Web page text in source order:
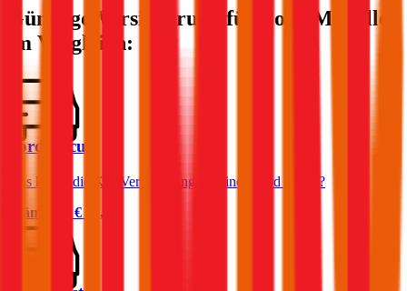
Günstige Versicherung für Ford
Modelle
im Vergleich:
Ford Focus
Was kostet die Kfz-Versicherung für einen Ford Focus?
Prämie ab € 32,32